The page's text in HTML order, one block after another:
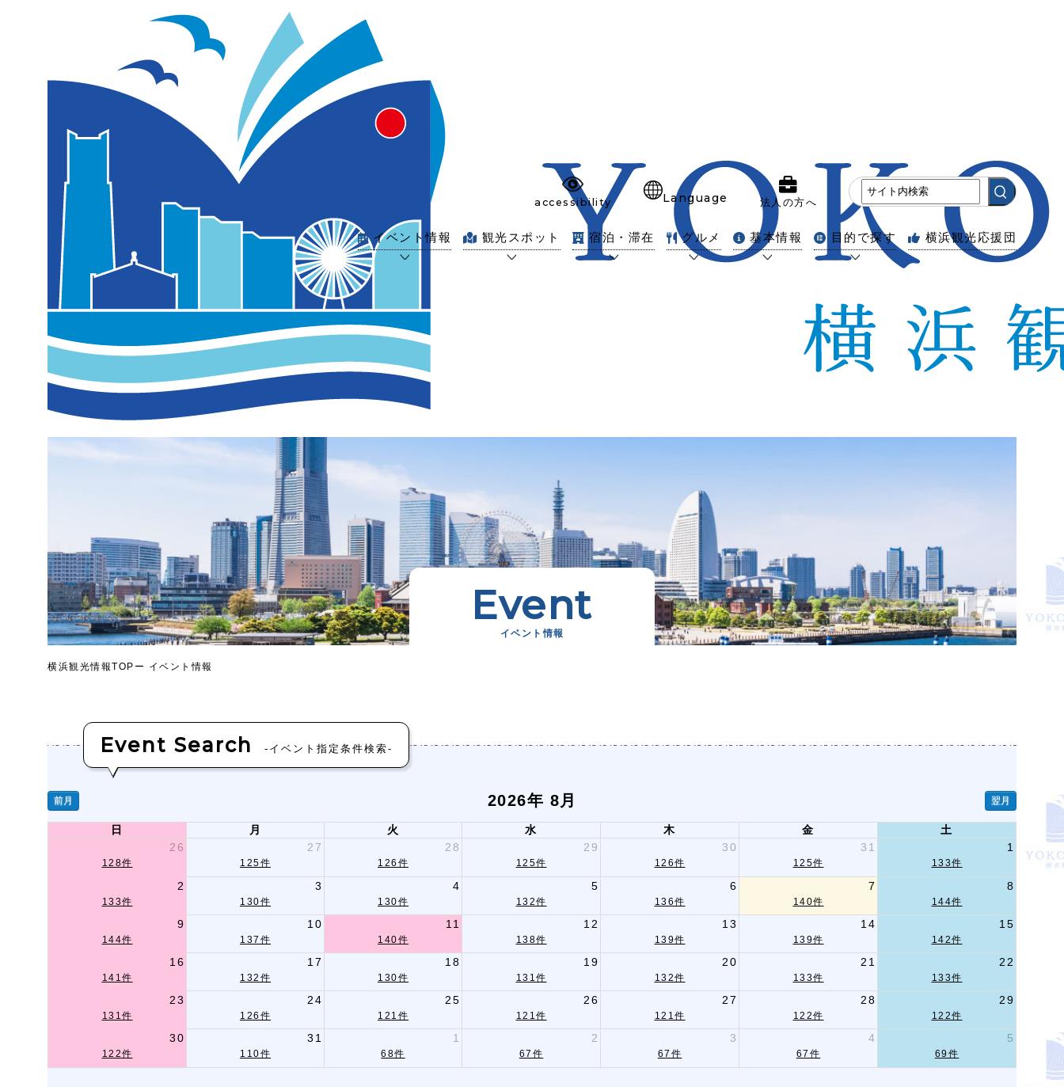
accessibility
Language
法人の方へ
イベント情報 観光スポット 宿泊・滞在 グルメ 基本情報 目的で探す 横浜観光応援団
Event
イベント情報
横浜観光情報TOP イベント情報
Event Search -イベント指定条件検索-
前月 翌月
2026年 8月
日 月 火 水 木 金
土
26
27 28 29 30 31 1
128件 125件 126件 125件 126件 125件 133件
2 3 4 5 6 7 8
133件 130件 130件 132件 136件 140件 144件
9 10 11 12 13 14 15
144件 137件 140件 138件 139件 139件 142件
16 17 18 19 20 21 22
141件 132件 130件 131件 132件 133件 133件
23 24 25 26 27 28 29
131件 126件 121件 121件 121件 122件 122件
30 31 1 2 3 4 5
122件 110件 68件 67件 67件 67件 69件